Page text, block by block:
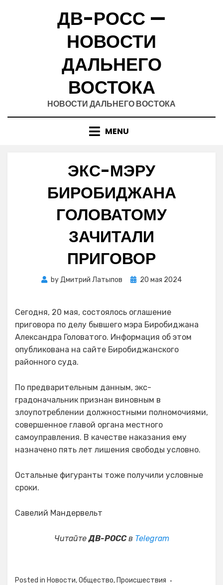
ДВ-РОСС —
НОВОСТИ
ДАЛЬНЕГО
ВОСТОКА
НОВОСТИ ДАЛЬНЕГО ВОСТОКА
MENU
ЭКС-МЭРУ
БИРОБИДЖАНА
ГОЛОВАТОМУ
ЗАЧИТАЛИ
ПРИГОВОР
byДмитрий Латыпов
Posted
20 мая 2024
Сегодня, 20 мая, состоялось оглашение
приговора по делу бывшего мэра Биробиджана
Александра Головатого. Информация об этом
опубликована на сайте Биробиджанского
районного суда.
По предварительным данным, экс-
градоначальник признан виновным в
злоупотреблении должностными полномочиями,
совершенное главой органа местного
самоуправления. В качестве наказания ему
назначено пять лет лишения свободы условно.
Остальные фигуранты тоже получили условные
сроки.
Савелий Мандервельт
ЧитайтеДВ-РОССв Telegram
Posted in Новости,Общество, Происшествия